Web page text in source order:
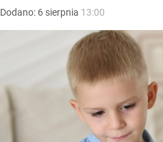
Dodano: 6 sierpnia 13:00